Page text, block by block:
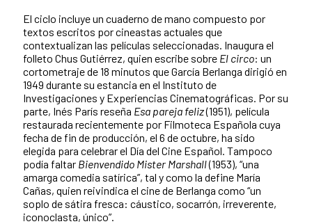
El ciclo incluye un cuaderno de mano compuesto por
textos escritos por cineastas actuales que
contextualizan las películas seleccionadas. Inaugura el
folleto Chus Gutiérrez, quien escribe sobre El circo: un
cortometraje de 18 minutos que García Berlanga dirigió en
1949 durante su estancia en el Instituto de
Investigaciones y Experiencias Cinematográficas. Por su
parte, Inés París reseña Esa pareja feliz(1951), película
restaurada recientemente por Filmoteca Española cuya
fecha de fin de producción, el 6 de octubre, ha sido
elegida para celebrar el Día del Cine Español. Tampoco
podía faltar Bienvendido Mister Marshall(1953), “una
amarga comedia satírica”, tal y como la define María
Cañas, quien reivindica el cine de Berlanga como “un
soplo de sátira fresca: cáustico, socarrón, irreverente,
iconoclasta, único”.